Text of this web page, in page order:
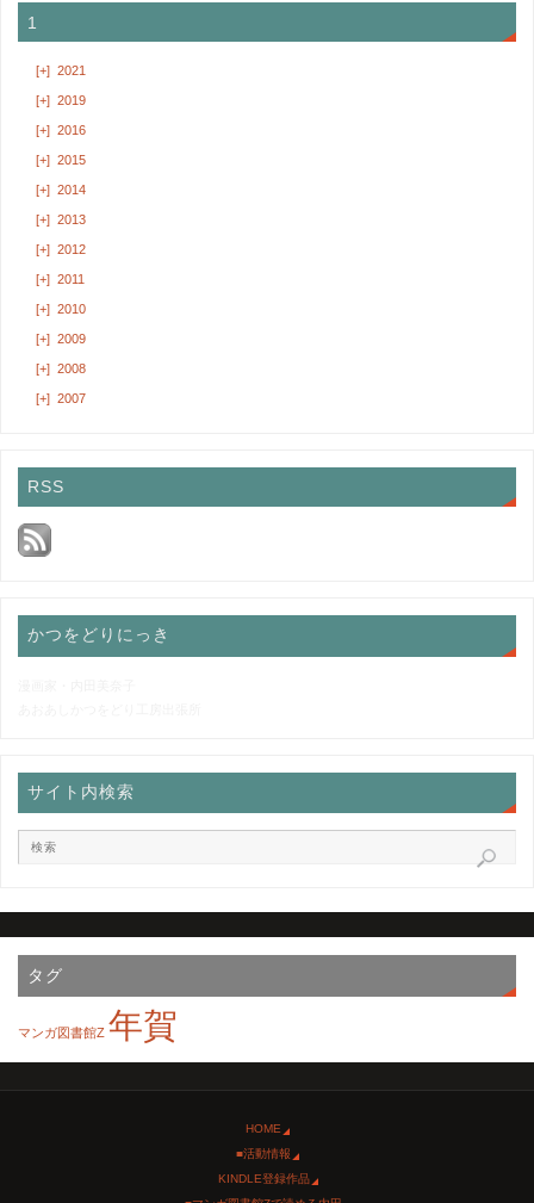
1
[+] 2021
[+] 2019
[+] 2016
[+] 2015
[+] 2014
[+] 2013
[+] 2012
[+] 2011
[+] 2010
[+] 2009
[+] 2008
[+] 2007
RSS
かつをどりにっき
サイト内検索
タグ
マンガ図書館Z 年賀
HOME
■活動情報
KINDLE登録作品